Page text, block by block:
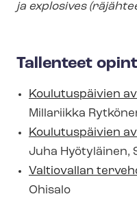
ja explosives
Tallenteet
Koulutuspäivien
Millariikka
Koulutuspäivien
Juha Hyötyläinen,
Valtiovallan
Ohisalo